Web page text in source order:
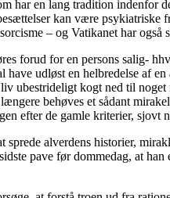
en lang tradition indenfor
kan være
– og Vatikanet har
forud for en persons salig-
have udløst en helbredelse
ubestrideligt kogt ned til
behøves et sådant
efter de gamle kriterier, sjovt
alverdens historier,
pave før dommedag, at